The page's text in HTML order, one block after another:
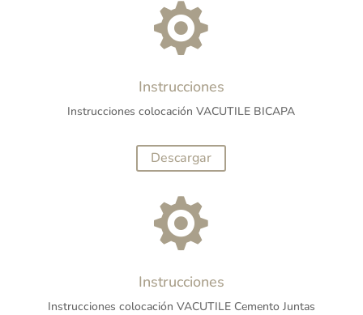

Instrucciones
Instrucciones colocación VACUTILE BICAPA
Descargar

Instrucciones
Instrucciones colocación VACUTILE Cemento Juntas